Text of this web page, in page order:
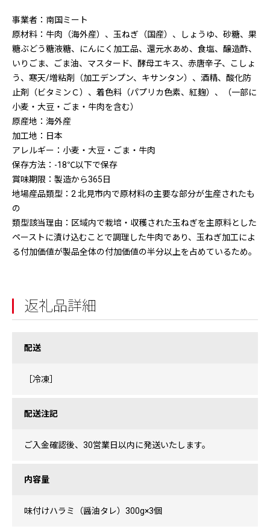
事業者：南国ミート
原材料：牛肉（海外産）、玉ねぎ（国産）、しょうゆ、砂糖、果
糖ぶどう糖液糖、にんにく加工品、還元水あめ、食塩、醸造酢、
いりごま、ごま油、マスタード、酵母エキス、赤唐辛子、こしょ
う、寒天/増粘剤（加工デンプン、キサンタン）、酒精、酸化防
止剤（ビタミンＣ）、着色料（パプリカ色素、紅麹）、（一部に
小麦・大豆・ごま・牛肉を含む）
原産地：海外産
加工地：日本
アレルギー：小麦・大豆・ごま・牛肉
保存方法：-18℃以下で保存
賞味期限：製造から365日
地場産品類型：2 北見市内で原材料の主要な部分が生産されたも
の
類型該当理由：区域内で栽培・収穫された玉ねぎを主原料とした
ペーストに漬け込むことで調理した牛肉であり、玉ねぎ加工によ
る付加価値が製品全体の付加価値の半分以上を占めているため。
返礼品詳細
配送
［冷凍］
配送注記
ご入金確認後、30営業日以内に発送いたします。
内容量
味付けハラミ（醤油タレ）300g×3個